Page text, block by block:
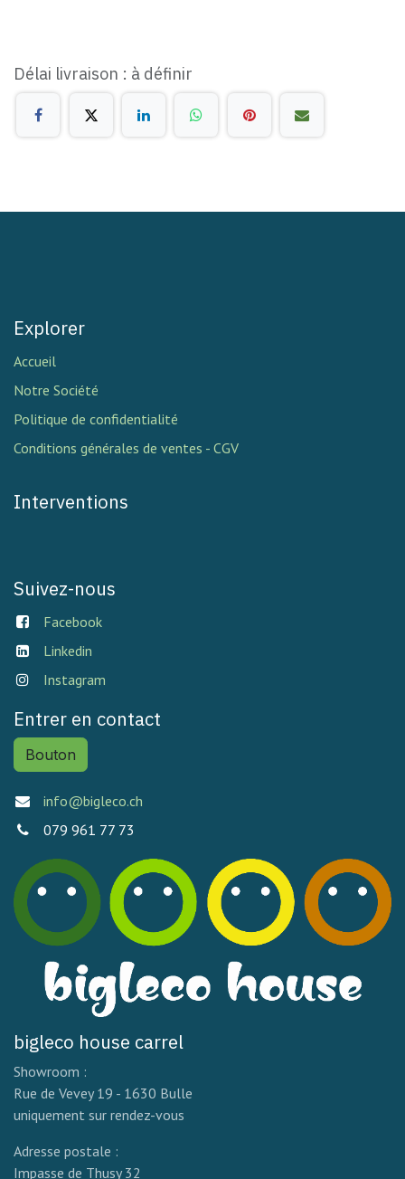
Délai livraison : à définir
Explorer
Accueil
Notre Société
Politique de confidentialité
Conditions générales de ventes - CGV
Interventions
Suivez-nous
Facebook
Linkedin
Instagram
Entrer en contact
Bouton
info@bigleco.ch
079 961 77 73
bigleco house carrel
Showroom :
Rue de Vevey 19 - 1630 Bulle
uniquement sur rendez-vous
Adresse postale :
Impasse de Thusy 32